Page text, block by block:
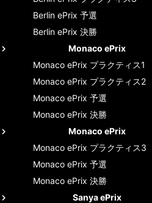
Berlin ePrix 予選
Berlin ePrix 決勝
Monaco ePrix
Monaco ePrix プラクティス1
Monaco ePrix プラクティス2
Monaco ePrix 予選
Monaco ePrix 決勝
Monaco ePrix
Monaco ePrix プラクティス3
Monaco ePrix 予選
Monaco ePrix 決勝
Sanya ePrix